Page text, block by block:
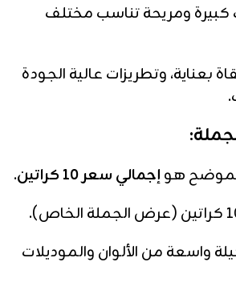
ومريحة تناسب مختلف
بعناية، وتطريزات عالية الجودة
هو إجمالي سعر 10 كراتين
.
واسعة من الألوان والموديلات